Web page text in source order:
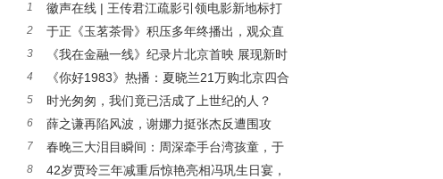
1
徽声在线 | 王传君江疏影引领电影新地标打
卡热潮
2
于正《玉茗茶骨》积压多年终播出，观众直
呼：真没必要！
3
《我在金融一线》纪录片北京首映 展现新时
代金融守护者的温度与担当
4
《你好1983》热播：夏晓兰21万购北京四合
院，背后隐藏哪些深意？
5 时光匆匆，我们竟已活成了上世纪的人？
6 薛之谦再陷风波，谢娜力挺张杰反遭围攻
7
春晚三大泪目瞬间：周深牵手台湾孩童，于
和伟凝望海峡，胡德夫唱响乡愁
8
42岁贾玲三年减重后惊艳亮相冯巩生日宴，